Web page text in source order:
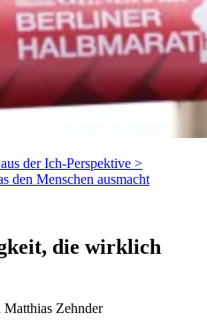
der Ich-Perspektive >
den Menschen ausmacht
die wirklich
Zehnder